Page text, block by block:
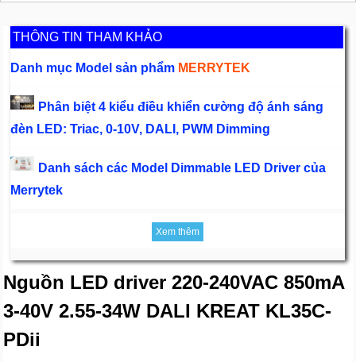
THÔNG TIN THAM KHẢO
Danh mục Model sản phẩm MERRYTEK
Phân biệt 4 kiểu điều khiển cường độ ánh sáng
đèn LED: Triac, 0-10V, DALI, PWM Dimming
Danh sách các Model Dimmable LED Driver của
Merrytek
Xem thêm
Nguồn LED driver 220-240VAC 850mA
3-40V 2.55-34W DALI KREAT KL35C-
PDii